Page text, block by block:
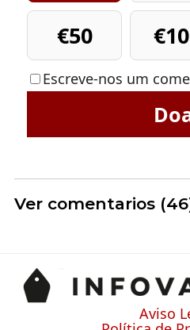
€50
Escreve-nos um
Ver comentarios
Aviso